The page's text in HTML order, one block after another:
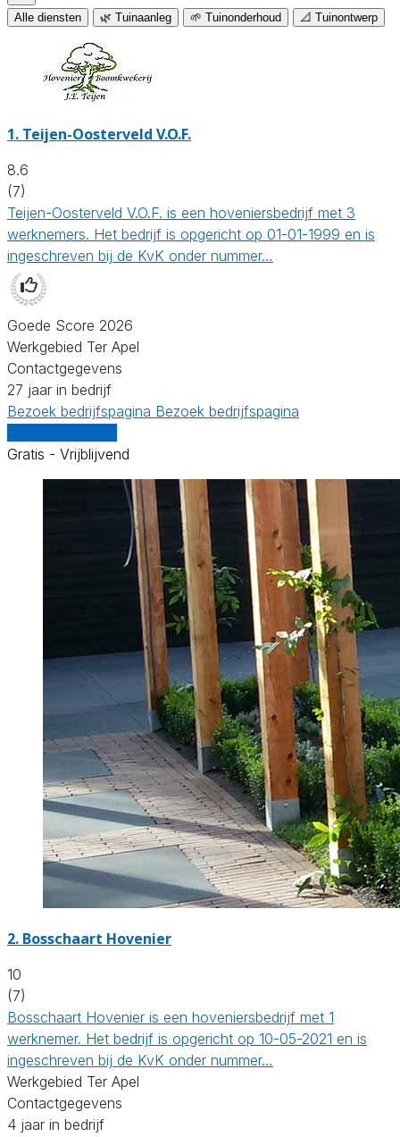
Alle diensten 🌿 Tuinaanleg 🌱 Tuinonderhoud 📐 Tuinontwerp
1. Teijen-Oosterveld V.O.F.
8.6
(7)
Teijen-Oosterveld V.O.F. is een hoveniersbedrijf met 3
werknemers. Het bedrijf is opgericht op 01-01-1999 en is
ingeschreven bij de KvK onder nummer…
Goede Score 2026
Werkgebied Ter Apel
Contactgegevens
27 jaar in bedrijf
Bezoek bedrijfspagina Bezoek bedrijfspagina
Gratis - Vrijblijvend
2. Bosschaart Hovenier
10
(7)
Bosschaart Hovenier is een hoveniersbedrijf met 1
werknemer. Het bedrijf is opgericht op 10-05-2021 en is
ingeschreven bij de KvK onder nummer…
Werkgebied Ter Apel
Contactgegevens
4 jaar in bedrijf